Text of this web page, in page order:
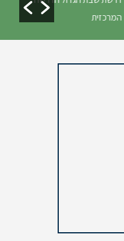
המרכזית